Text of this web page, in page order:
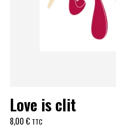
Love is clit
8,00 € TTC